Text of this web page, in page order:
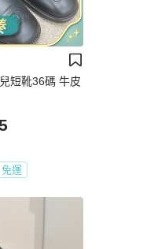
短靴36碼 牛皮
免運